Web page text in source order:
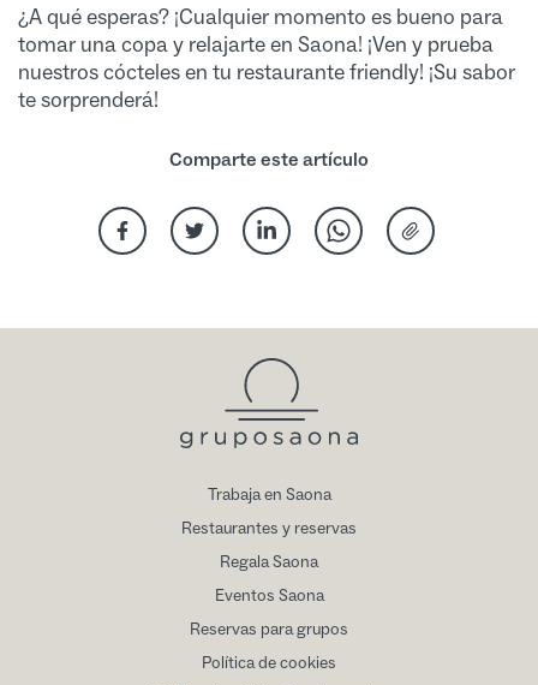
¿A qué esperas? ¡Cualquier momento es bueno para
tomar una copa y relajarte en Saona! ¡Ven y prueba
nuestros cócteles en tu restaurante friendly! ¡Su sabor
te sorprenderá!
Comparte este artículo
Compartir en Facebook
Compartir en Twitter
Compartir en Linkedin
Compartir víaCompartir vía
Trabaja en Saona
Restaurantes y reservas
Regala Saona
Eventos Saona
Reservas para grupos
Política de cookies